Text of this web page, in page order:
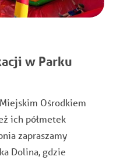
w Parku
Ośrodkiem
ich półmetek
zapraszamy
Dolina, gdzie